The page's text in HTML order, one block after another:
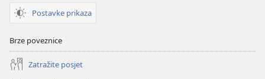
Postavke prikaza
Brze poveznice
Zatražite posjet